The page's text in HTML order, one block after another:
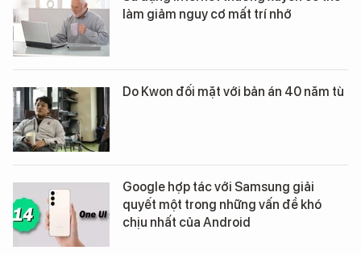
làm giảm nguy cơ mất trí nhớ
Do Kwon đối mặt với bản án 40 năm tù
Google hợp tác với Samsung giải
quyết một trong những vấn đề khó
chịu nhất của Android